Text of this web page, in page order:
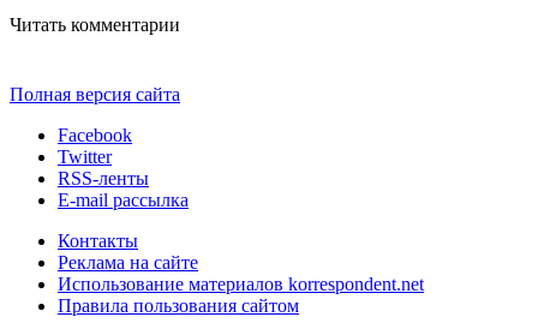
Читать комментарии
Полная версия сайта
Facebook
Twitter
RSS-ленты
E-mail рассылка
Контакты
Реклама на сайте
Использование материалов korrespondent.net
Правила пользования сайтом